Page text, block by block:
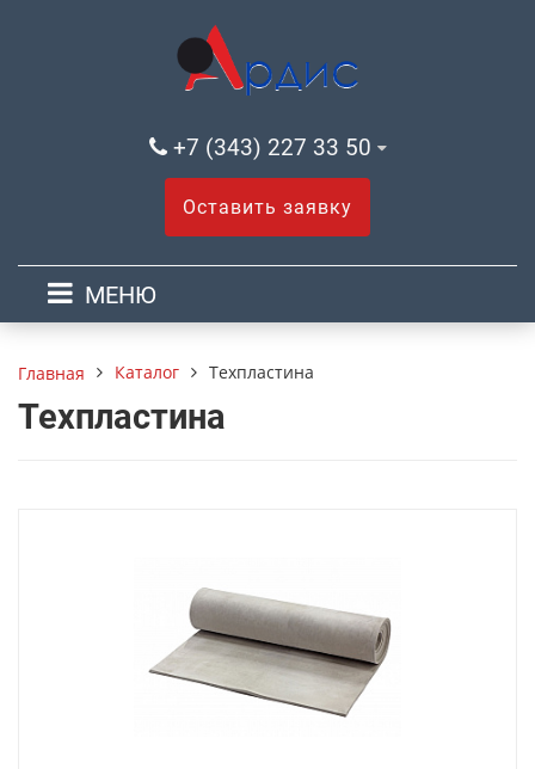
+7 (343) 227 33 50
Оставить заявку
МЕНЮ
Главная Каталог Техпластина
Техпластина